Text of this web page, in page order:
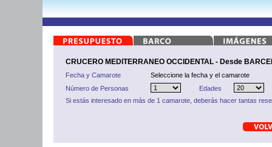
CRUCERO MEDITERRANEO OCCIDENTAL - Desde
Fecha y Camarote
Seleccione la fecha y el camarote
Número de Personas
Edades
Si estás interesado en más de 1 camarote, deberás hacer tantas